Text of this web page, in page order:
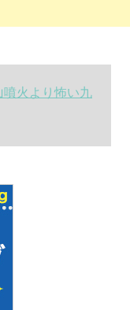
噴火より怖い九